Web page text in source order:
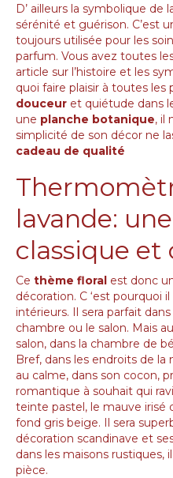
D’ ailleurs la symbolique de
sérénité et guérison. C’est
toujours utilisée pour les
parfum. Vous avez toutes
article sur l’histoire et les
quoi faire plaisir à toutes
douceur et quiétude dans
une planche botanique, il
simplicité de son décor ne
cadeau de qualité
lavande:
classique et
Ce thème floral est donc
décoration. C ‘est pourquoi
intérieurs. Il sera parfait
chambre ou le salon. Mais
salon, dans la chambre de
Bref, dans les endroits de la
au calme, dans son cocon,
romantique à souhait qui
teinte pastel, le mauve irisé
fond gris beige. Il sera
décoration scandinave et
dans les maisons rustiques,
pièce.